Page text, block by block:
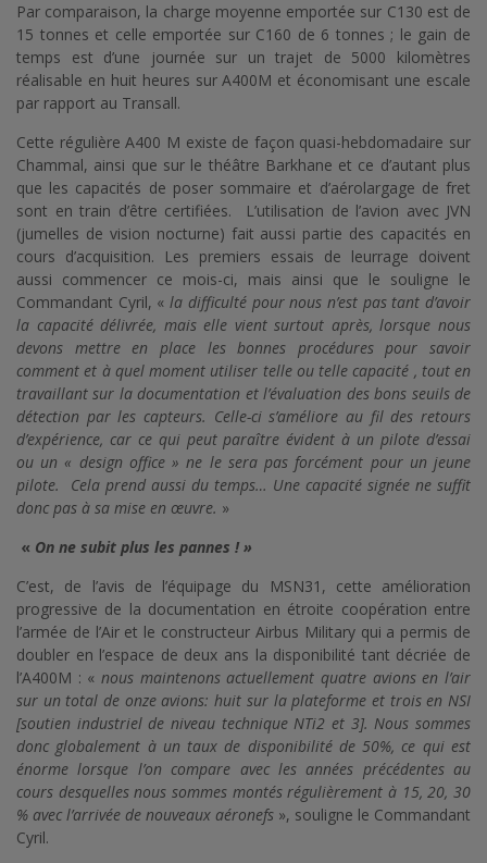
Par comparaison, la charge moyenne emportée sur C130 est de
15 tonnes et celle emportée sur C160 de 6 tonnes ; le gain de
temps est d’une journée sur un trajet de 5000 kilomètres
réalisable en huit heures sur A400M et économisant une escale
par rapport au Transall.
Cette régulière A400 M existe de façon quasi-hebdomadaire sur
Chammal, ainsi que sur le théâtre Barkhane et ce d’autant plus
que les capacités de poser sommaire et d’aérolargage de fret
sont en train d’être certifiées. L’utilisation de l’avion avec JVN
(jumelles de vision nocturne) fait aussi partie des capacités en
cours d’acquisition. Les premiers essais de leurrage doivent
aussi commencer ce mois-ci, mais ainsi que le souligne le
Commandant Cyril, «la difficulté pour nous n’est pas tant d’avoir
la capacité délivrée, mais elle vient surtout après, lorsque nous
devons mettre en place les bonnes procédures pour savoir
comment et à quel moment utiliser telle ou telle capacité , tout en
travaillant sur la documentation et l’évaluation des bons seuils de
détection par les capteurs. Celle-ci s’améliore au fil des retours
d’expérience, car ce qui peut paraître évident à un pilote d’essai
ou un « design office » ne le sera pas forcément pour un jeune
pilote. Cela prend aussi du temps… Une capacité signée ne suffit
donc pas à sa mise en œuvre. »
« On ne subit plus les pannes ! »
C’est, de l’avis de l’équipage du MSN31, cette amélioration
progressive de la documentation en étroite coopération entre
l’armée de l’Air et le constructeur Airbus Military qui a permis de
doubler en l’espace de deux ans la disponibilité tant décriée de
l’A400M : « nous maintenons actuellement quatre avions en l’air
sur un total de onze avions: huit sur la plateforme et trois en NSI
[soutien industriel de niveau technique NTi2 et 3]. Nous sommes
donc globalement à un taux de disponibilité de 50%, ce qui est
énorme lorsque l’on compare avec les années précédentes au
cours desquelles nous sommes montés régulièrement à 15, 20, 30
% avec l’arrivée de nouveaux aéronefs », souligne le Commandant
Cyril.